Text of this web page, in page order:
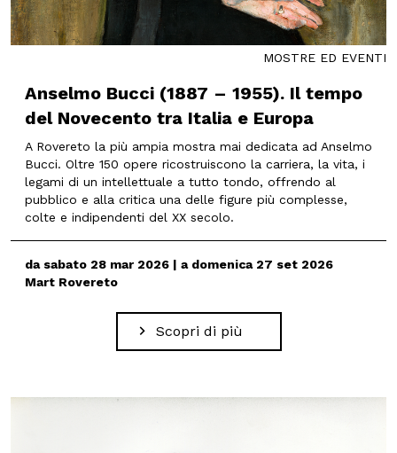
MOSTRE ED EVENTI
Anselmo Bucci (1887 – 1955). Il tempo
del Novecento tra Italia e Europa
A Rovereto la più ampia mostra mai dedicata ad Anselmo
Bucci. Oltre 150 opere ricostruiscono la carriera, la vita, i
legami di un intellettuale a tutto tondo, offrendo al
pubblico e alla critica una delle figure più complesse,
colte e indipendenti del XX secolo.
da sabato 28 mar 2026 | a domenica 27 set 2026
Mart Rovereto
Scopri di più